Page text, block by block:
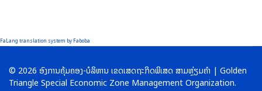
FaLang translation system by Faboba
© 2026 ອົງການຄຸ້ມຄອງ-ບໍລິຫານ ເຂດເສດຖະກິດພິເສດ ສາມຫຼ່ຽມຄໍາ | Golden
Triangle Special Economic Zone Management Organization.